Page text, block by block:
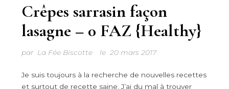
Crêpes sarrasin façon
lasagne – 0 FAZ {Healthy}
par La Fée Biscotte le 20 mars 2017
Je suis toujours à la recherche de nouvelles recettes
et surtout de recette saine. J’ai du mal à trouver